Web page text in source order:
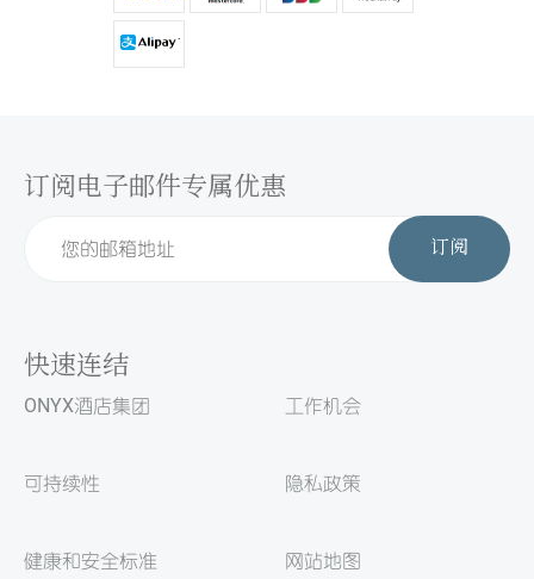
订阅电子邮件专属优惠
订阅
快速连结
ONYX酒店集团
可持续性
健康和安全标准
工作机会
隐私政策
网站地图